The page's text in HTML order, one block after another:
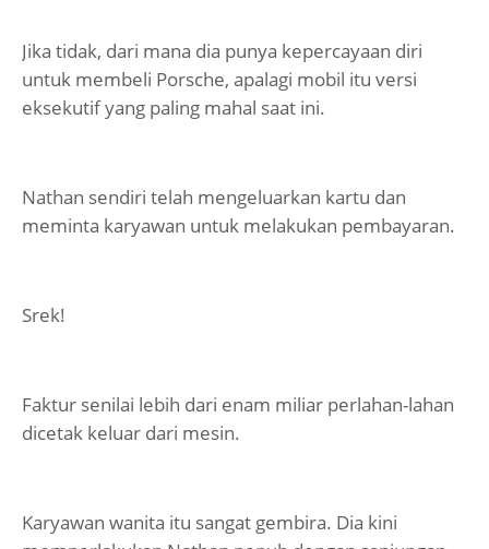
Jika tidak, dari mana dia punya kepercayaan diri
untuk membeli Porsche, apalagi mobil itu versi
eksekutif yang paling mahal saat ini.
Nathan sendiri telah mengeluarkan kartu dan
meminta karyawan untuk melakukan pembayaran.
Srek!
Faktur senilai lebih dari enam miliar perlahan-lahan
dicetak keluar dari mesin.
Karyawan wanita itu sangat gembira. Dia kini